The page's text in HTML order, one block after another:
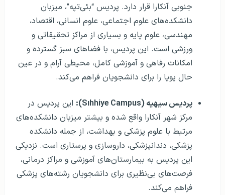
جنوبی آنکارا قرار دارد. پردیس “بئی‎‌تپه”، میزبان
دانشکده‌های علوم اجتماعی، علوم انسانی، اقتصاد،
مهندسی، علوم پایه و بسیاری از مراکز تحقیقاتی و
ورزشی است. این پردیس، با فضاهای سبز گسترده و
امکانات رفاهی و آموزشی کامل، محیطی آرام و در عین
حال پویا را برای دانشجویان فراهم می‌کند.
پردیس سیهیه (Sıhhiye Campus):
این پردیس در
مرکز شهر آنکارا واقع شده و بیشتر میزبان دانشکده‌های
مرتبط با علوم پزشکی و بهداشت، از جمله دانشکده
پزشکی، دندانپزشکی، داروسازی و پرستاری است. نزدیکی
این پردیس به بیمارستان‌های آموزشی و مراکز درمانی،
فرصت‌های بی‌نظیری برای دانشجویان رشته‌های پزشکی
فراهم می‌کند.